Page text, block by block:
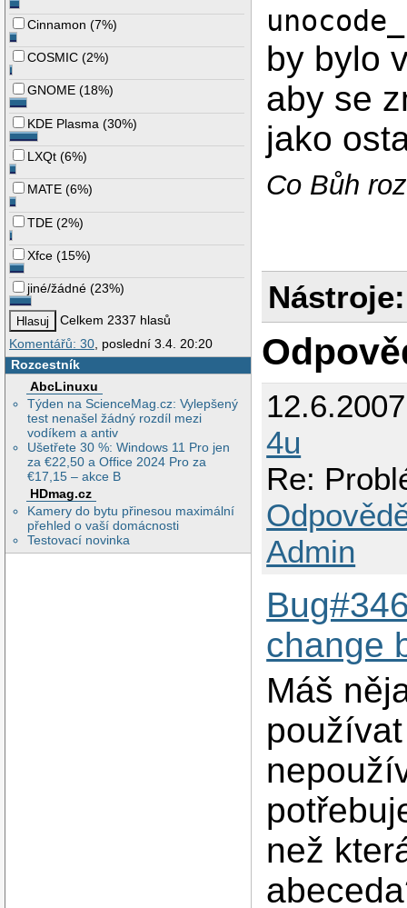
Cinnamon (7%)
COSMIC (2%)
GNOME (18%)
KDE Plasma (30%)
LXQt (6%)
MATE (6%)
TDE (2%)
Xfce (15%)
jiné/žádné (23%)
Celkem 2337 hlasů
Komentářů: 30 , poslední 3.4. 20:20
Rozcestník
AbcLinuxu
Týden na ScienceMag.cz: Vylepšený
test nenašel žádný rozdíl mezi
vodíkem a antiv
Ušetřete 30 %: Windows 11 Pro jen
za €22,50 a Office 2024 Pro za
€17,15 – akce B
HDmag.cz
Kamery do bytu přinesou maximální
přehled o vaší domácnosti
Testovací novinka
by bylo
aby se
jako
Co Bůh
Nástroje:
4u
Re:
Admin
change
Máš
než